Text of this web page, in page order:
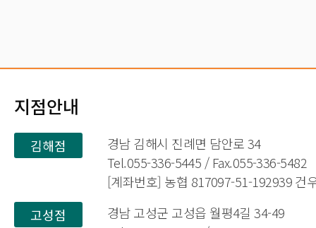
지점안내
김해점
경남 김해시 진례면 담안로 34
Tel.055-336-5445 / Fax.055-336-5482
[계좌번호] 농협 817097-51-192939 건
고성점
경남 고성군 고성읍 월평4길 34-49